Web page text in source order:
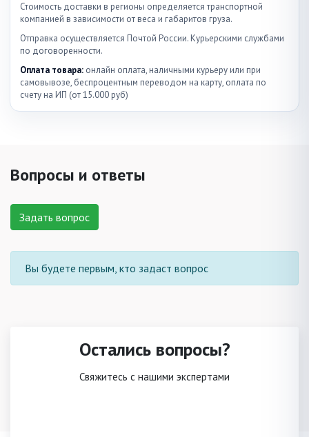
Стоимость доставки в регионы определяется транспортной
компанией в зависимости от веса и габаритов груза.
Отправка осуществляется Почтой России. Курьерскими службами
по договоренности.
Оплата товара: онлайн оплата, наличными курьеру или при
самовывозе, беспроцентным переводом на карту, оплата по
счету на ИП (от 15.000 руб)
Вопросы и ответы
Задать вопрос
Вы будете первым, кто задаст вопрос
Остались вопросы?
Свяжитесь с нашими экспертами